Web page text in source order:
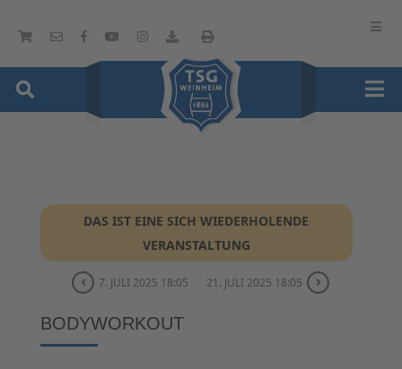
DAS IST EINE SICH WIEDERHOLENDE
VERANSTALTUNG
7. JULI 2025 18:05 21. JULI 2025 18:05
BODYWORKOUT